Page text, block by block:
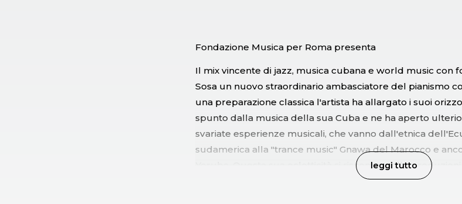
Fondazione Musica per Roma presenta
Il mix vincente di jazz, musica cubana e world music con
Sosa un nuovo straordinario ambasciatore del pianismo
una preparazione classica l'artista ha allargato i suoi
spunto dalla musica della sua Cuba e ne ha aperto
svariate esperienze musicali, che vanno dall'etnica
sudamerica alla "trance music" Gnawa del Marocco e
Yoruba. Questa sua ecletticità si riscontra nelle
con big band, gruppi di soli percussionisti, in duo e da
leggi tutto